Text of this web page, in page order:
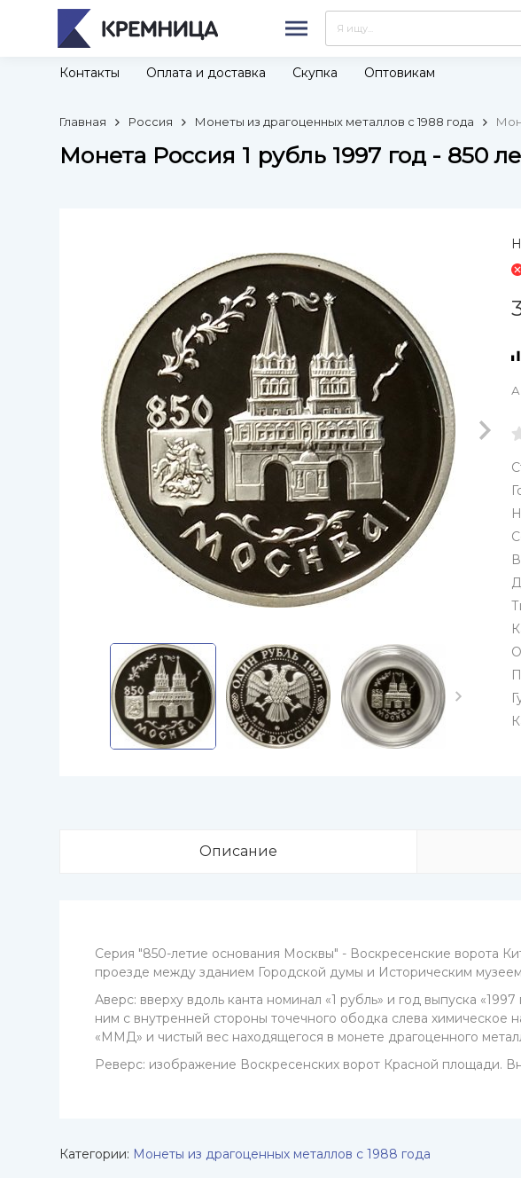
Контакты Оплата и доставка Скупка Оптовикам
Главная Россия Монеты из драгоценных металлов с 1988 года
Монета Россия 1 рубль 1997 год - 850
Описание
Серия "850-летие основания Москвы" - Воскресенские ворота
проезде между зданием Городской думы и Историческим
Аверс: вверху вдоль канта номинал «1 рубль» и год выпуска
ним с внутренней стороны точечного ободка слева химическое
«ММД» и чистый вес находящегося в монете драгоценного
Реверс: изображение Воскресенских ворот Красной площади.
Категории: Монеты из драгоценных металлов с 1988 года